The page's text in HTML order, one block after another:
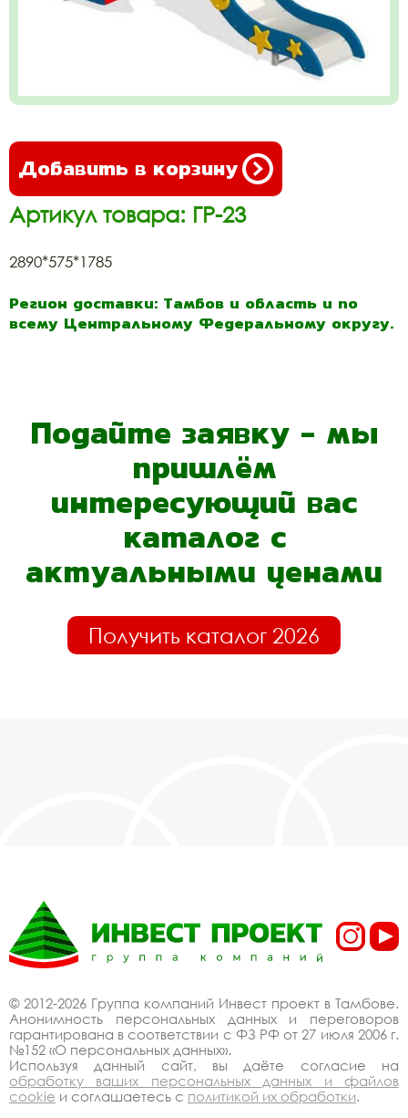
Добавить в корзину
Артикул товара: ГР-23
2890*575*1785
Регион доставки: Тамбов и область и по
всему Центральному Федеральному округу.
Подайте заявку - мы
пришлём
интересующий вас
каталог с
актуальными ценами
Получить каталог 2026
© 2012-2026 Группа компаний Инвест проект в Тамбове.
Анонимность персональных данных и переговоров
гарантирована в соответствии с ФЗ РФ от 27 июля 2006 г.
№152 «О персональных данных».
Используя данный сайт, вы даёте согласие на
обработку ваших персональных данных и файлов
cookie и соглашаетесь с политикой их обработки.